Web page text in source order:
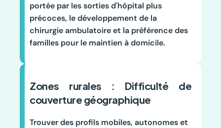
portée par les sorties d'hôpital plus
précoces, le développement de la
chirurgie ambulatoire et la préférence des
familles pour le maintien à domicile.
Zones rurales : Difficulté de
couverture géographique
Trouver des profils mobiles, autonomes et